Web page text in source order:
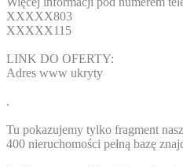
XXXXX803
XXXXX115
LINK DO OFERTY:
Adres www ukryty
.
Tu pokazujemy tylko fragment
400 nieruchomości pełną bazę